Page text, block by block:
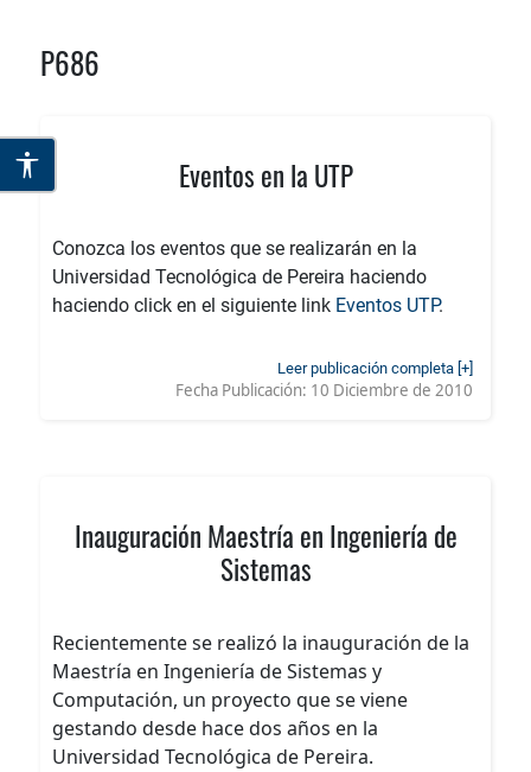
P686
Eventos en la UTP
Conozca los eventos que se realizarán en la
Universidad Tecnológica de Pereira haciendo
haciendo click en el siguiente link Eventos UTP.
Leer publicación completa [+]
Fecha Publicación: 10 Diciembre de 2010
Inauguración Maestría en Ingeniería de
Sistemas
Recientemente se realizó la inauguración de la
Maestría en Ingeniería de Sistemas y
Computación, un proyecto que se viene
gestando desde hace dos años en la
Universidad Tecnológica de Pereira.